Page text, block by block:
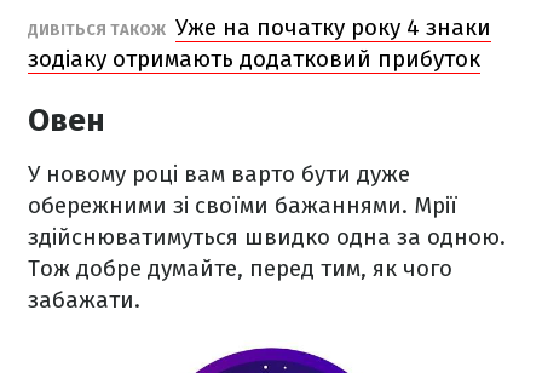
ДИВІТЬСЯ ТАКОЖ Уже на початку року 4 знаки
зодіаку отримають додатковий прибуток
Овен
У новому році вам варто бути дуже
обережними зі своїми бажаннями. Мрії
здійснюватимуться швидко одна за одною.
Тож добре думайте, перед тим, як чого
забажати.